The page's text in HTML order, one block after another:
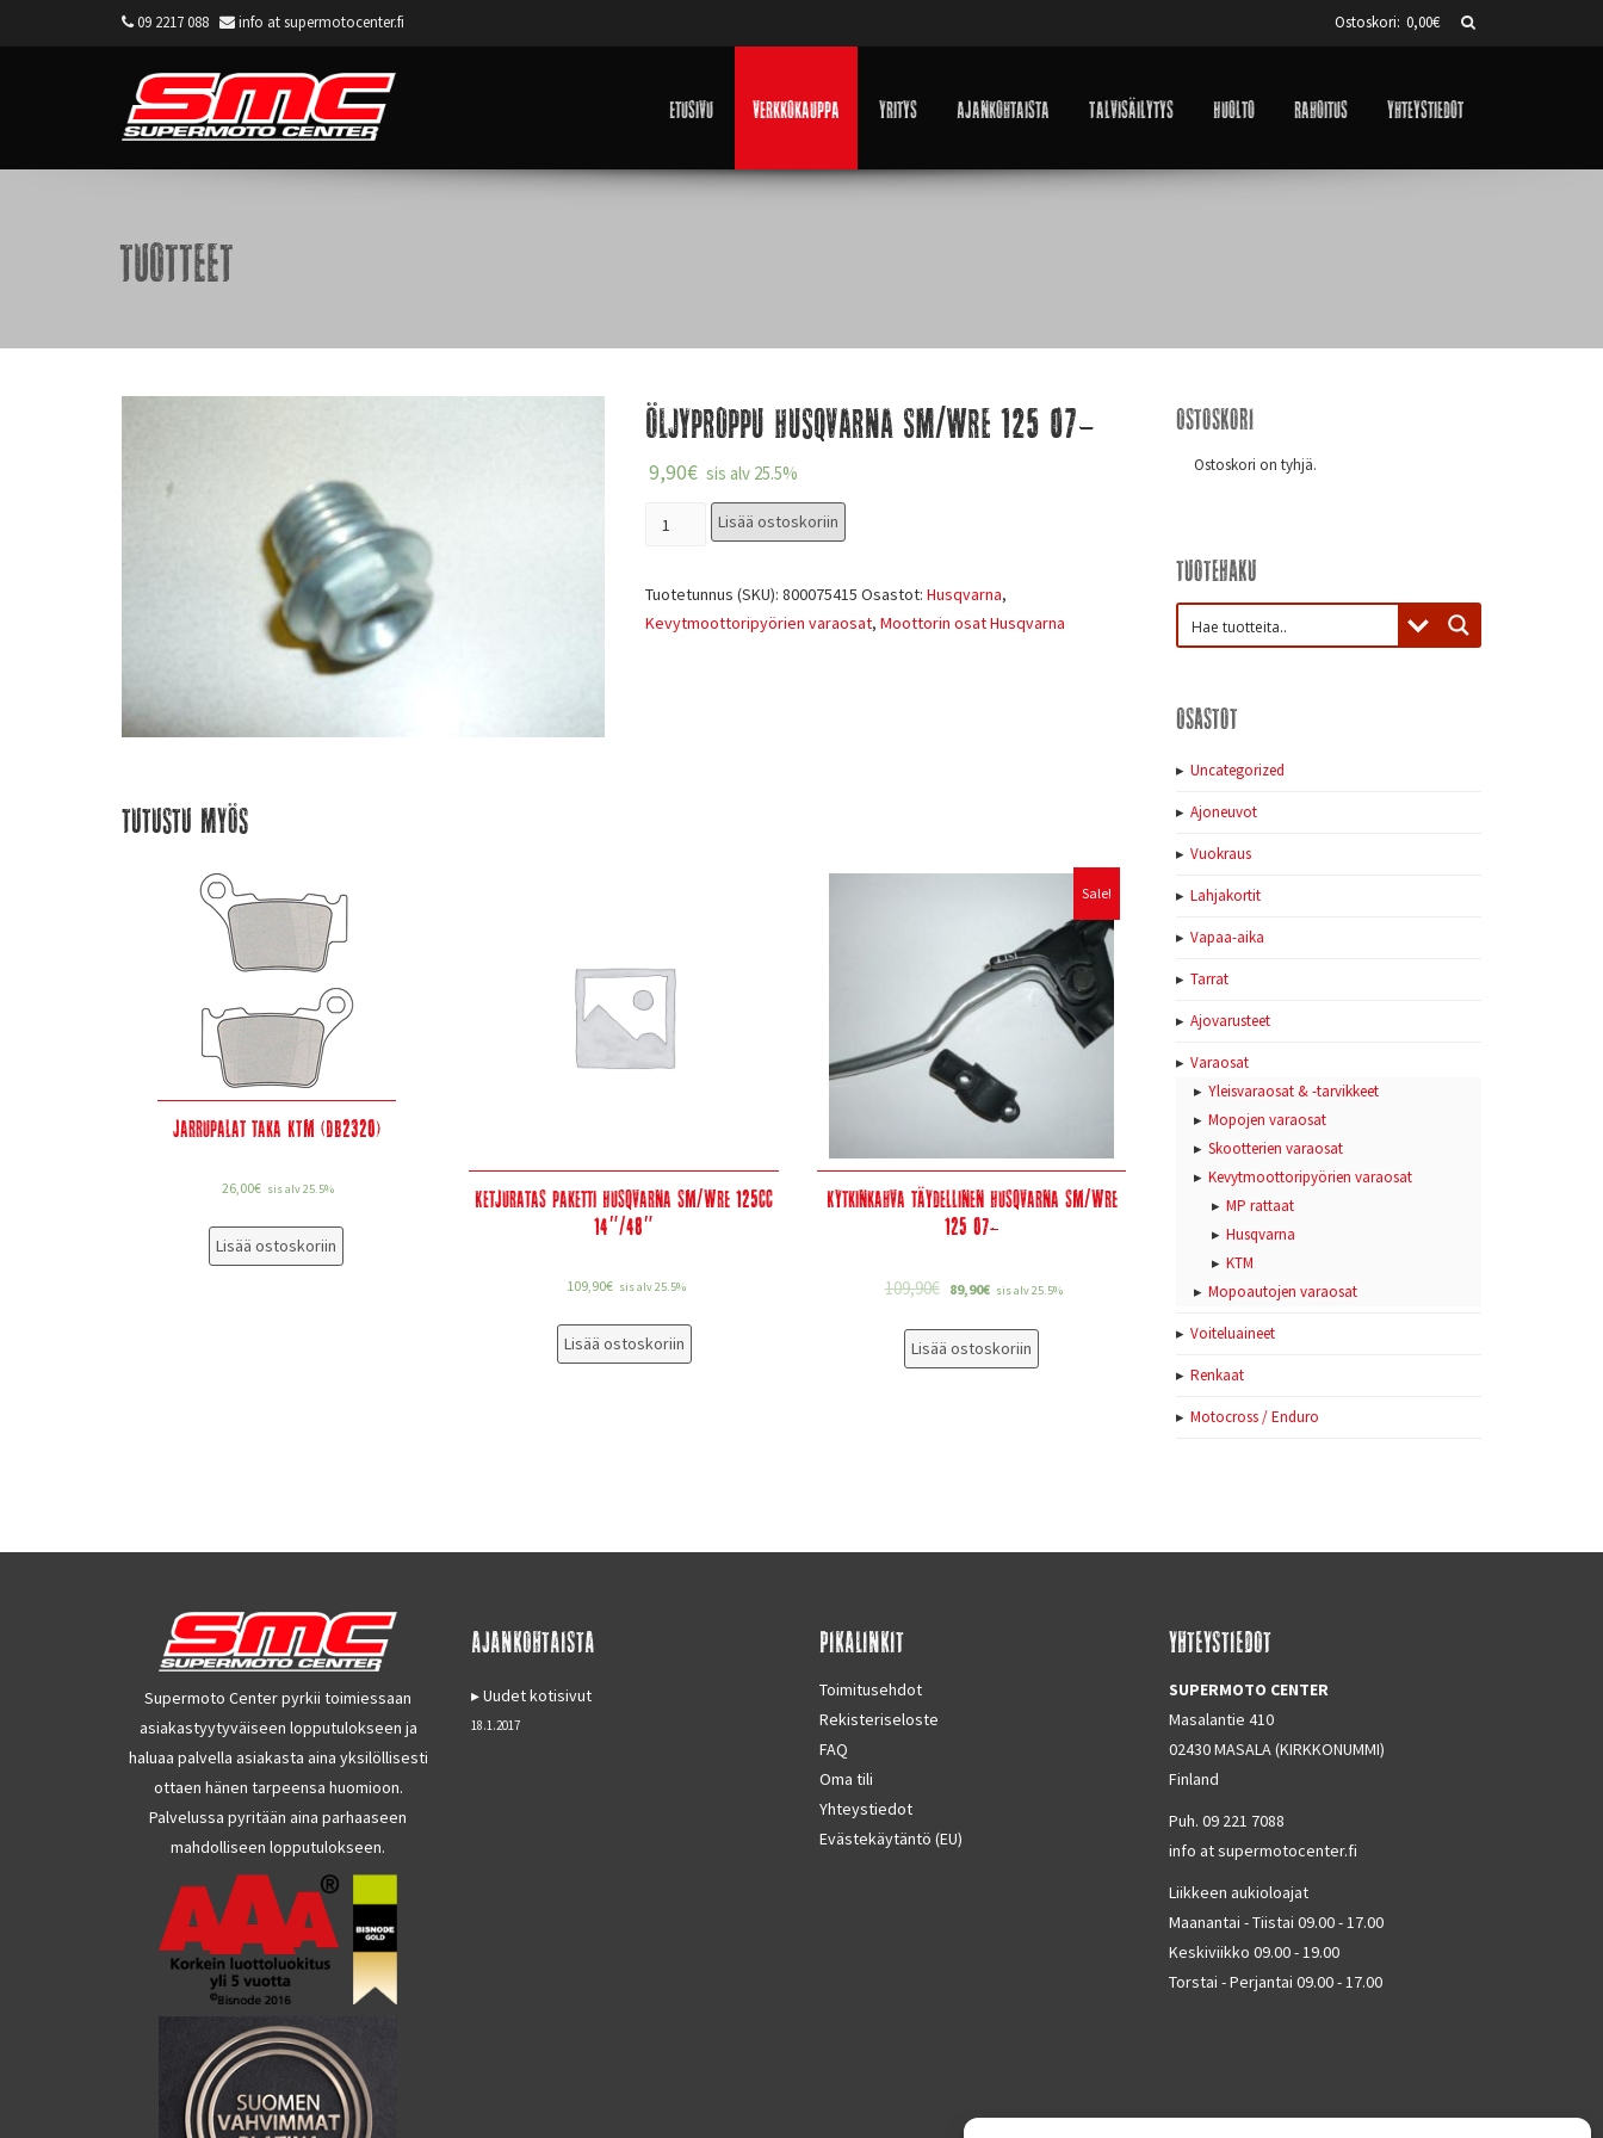
09 2217 088 info at supermotocenter.fi Ostoskori: 0,00€
Etusivu Verkkokauppa Yritys Ajankohtaista Talvisäilytys Huolto Rahoitus Yhteystiedot
Tuotteet
Öljyproppu Husqvarna SM/WRE 125 07-
9,90€ sis alv 25.5%
Lisää ostoskoriin
Tuotetunnus (SKU): 800075415 Osastot: Husqvarna,
Kevytmoottoripyörien varaosat, Moottorin osat Husqvarna
Tutustu myös
Jarrupalat taka KTM (DB2320)
26,00€ sis alv 25.5%
Lisää ostoskoriin
Ketjuratas paketti Husqvarna SM/WRE 125cc
14″/48″
109,90€ sis alv 25.5%
Lisää ostoskoriin
Sale!
Kytkinkahva täydellinen Husqvarna SM/WRE
125 07-
109,90€ 89,90€ sis alv 25.5%
Lisää ostoskoriin
Ostoskori
Ostoskori on tyhjä.
Tuotehaku
Osastot
Uncategorized
Ajoneuvot
Vuokraus
Lahjakortit
Vapaa-aika
Tarrat
Ajovarusteet
Varaosat
Yleisvaraosat & -tarvikkeet
Mopojen varaosat
Skootterien varaosat
Kevytmoottoripyörien varaosat
MP rattaat
Husqvarna
KTM
Mopoautojen varaosat
Voiteluaineet
Renkaat
Motocross / Enduro
Supermoto Center pyrkii toimiessaan
asiakastyytyväiseen lopputulokseen ja
haluaa palvella asiakasta aina yksilöllisesti
ottaen hänen tarpeensa huomioon.
Palvelussa pyritään aina parhaaseen
mahdolliseen lopputulokseen.
AJANKOHTAISTA
Uudet kotisivut
18.1.2017
PIKALINKIT
Toimitusehdot
Rekisteriseloste
FAQ
Oma tili
Yhteystiedot
Evästekäytäntö (EU)
YHTEYSTIEDOT
SUPERMOTO CENTER
Masalantie 410
02430 MASALA (KIRKKONUMMI)
Finland
Puh. 09 221 7088
info at supermotocenter.fi
Liikkeen aukioloajat
Maanantai - Tiistai 09.00 - 17.00
Keskiviikko 09.00 - 19.00
Torstai - Perjantai 09.00 - 17.00